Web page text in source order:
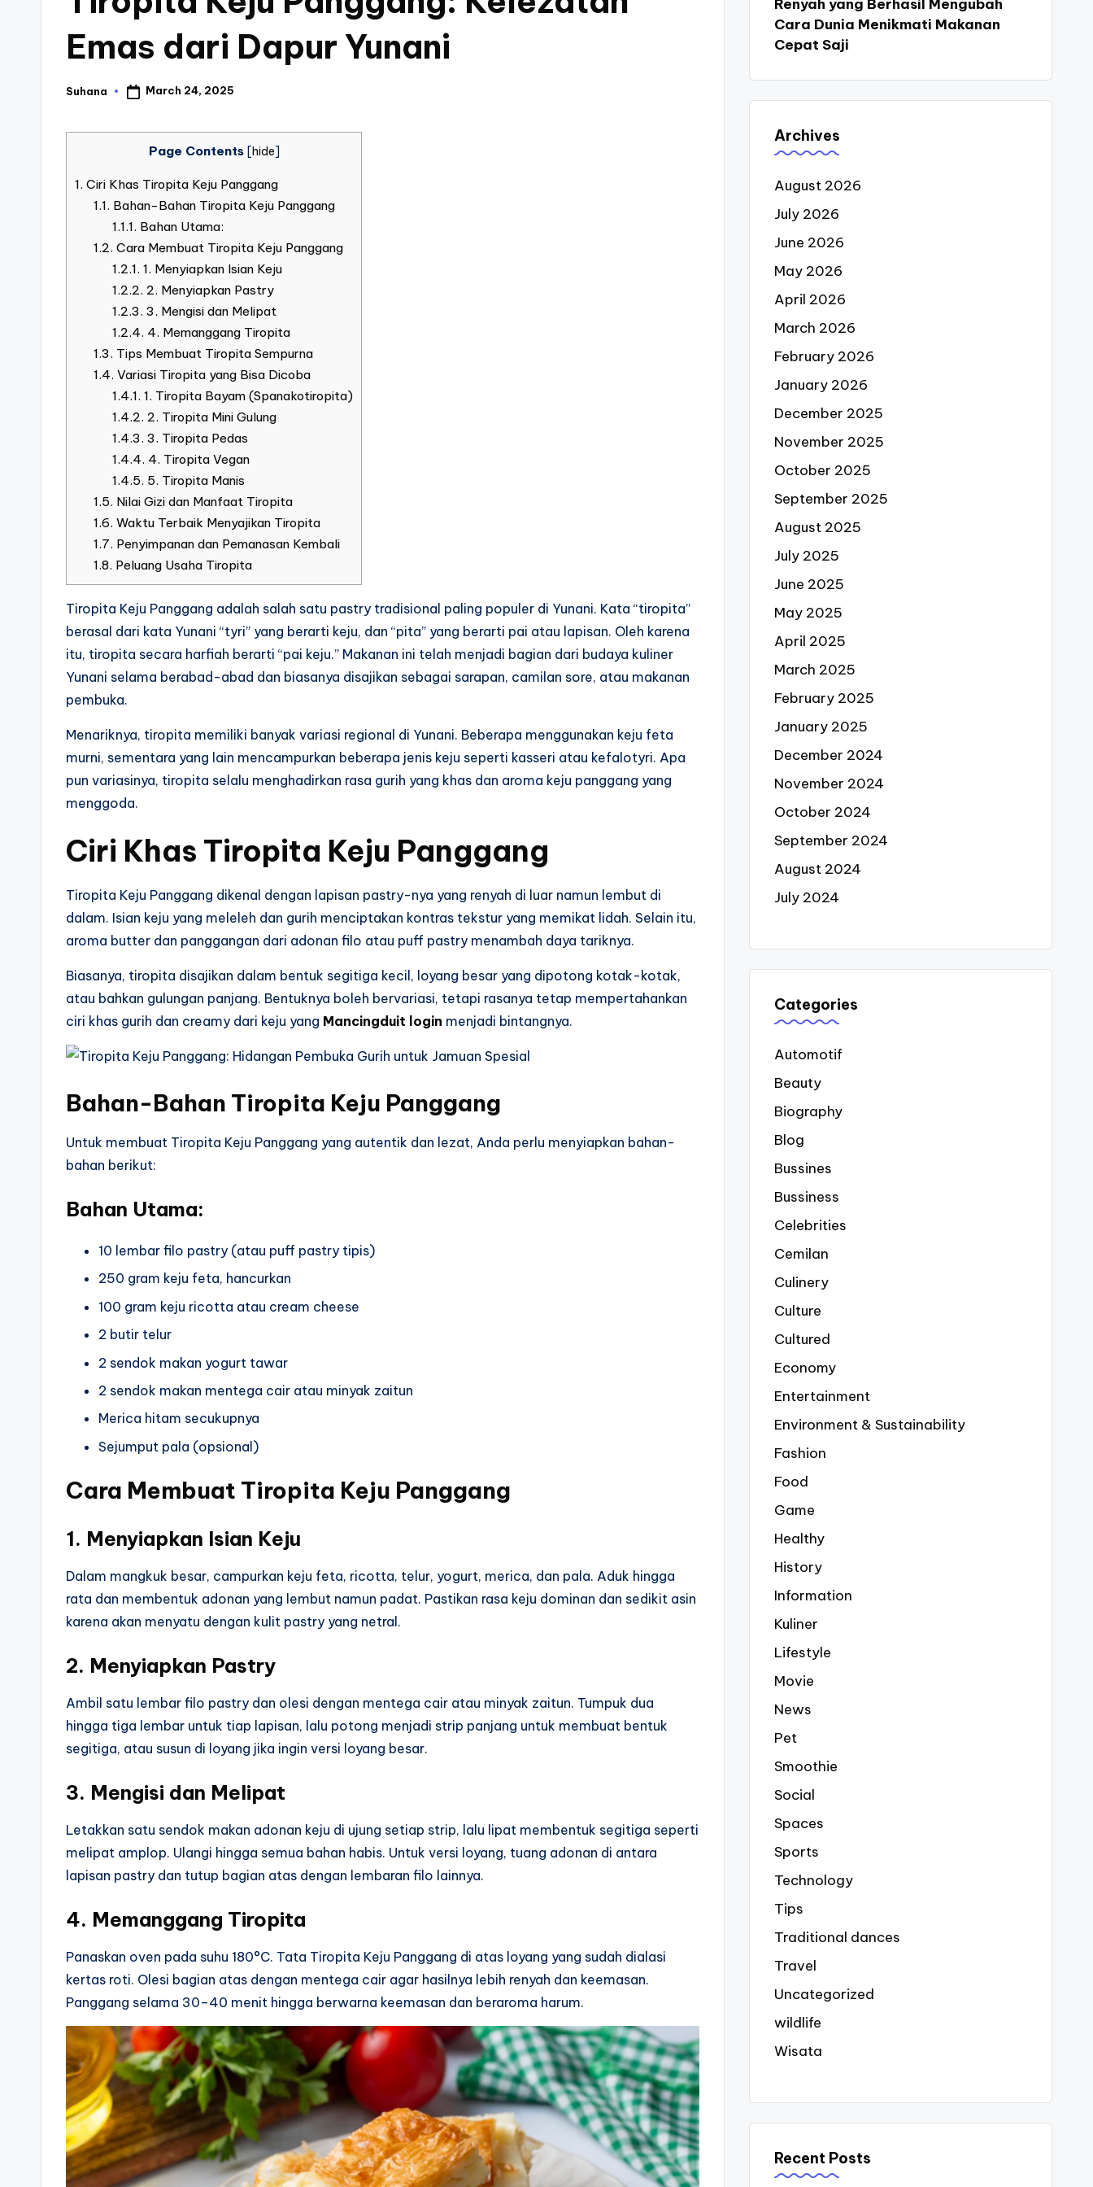
Emas dari Dapur Yunani
Posted
Suhana March 24, 2025
Page Contents [hide]
1. Ciri Khas Tiropita Keju Panggang
1.1. Bahan-Bahan Tiropita Keju Panggang
1.1.1. Bahan Utama:
1.2. Cara Membuat Tiropita Keju Panggang
1.2.1. 1. Menyiapkan Isian Keju
1.2.2. 2. Menyiapkan Pastry
1.2.3. 3. Mengisi dan Melipat
1.2.4. 4. Memanggang Tiropita
1.3. Tips Membuat Tiropita Sempurna
1.4. Variasi Tiropita yang Bisa Dicoba
1.4.1. 1. Tiropita Bayam (Spanakotiropita)
1.4.2. 2. Tiropita Mini Gulung
1.4.3. 3. Tiropita Pedas
1.4.4. 4. Tiropita Vegan
1.4.5. 5. Tiropita Manis
1.5. Nilai Gizi dan Manfaat Tiropita
1.6. Waktu Terbaik Menyajikan Tiropita
1.7. Penyimpanan dan Pemanasan Kembali
1.8. Peluang Usaha Tiropita
Tiropita Keju Panggang adalah salah satu pastry tradisional paling populer di Yunani. Kata “tiropita”
berasal dari kata Yunani “tyri” yang berarti keju, dan “pita” yang berarti pai atau lapisan. Oleh karena
itu, tiropita secara harfiah berarti “pai keju.” Makanan ini telah menjadi bagian dari budaya kuliner
Yunani selama berabad-abad dan biasanya disajikan sebagai sarapan, camilan sore, atau makanan
pembuka.
Menariknya, tiropita memiliki banyak variasi regional di Yunani. Beberapa menggunakan keju feta
murni, sementara yang lain mencampurkan beberapa jenis keju seperti kasseri atau kefalotyri. Apa
pun variasinya, tiropita selalu menghadirkan rasa gurih yang khas dan aroma keju panggang yang
menggoda.
Ciri Khas Tiropita Keju Panggang
Tiropita Keju Panggang dikenal dengan lapisan pastry-nya yang renyah di luar namun lembut di
dalam. Isian keju yang meleleh dan gurih menciptakan kontras tekstur yang memikat lidah. Selain itu,
aroma butter dan panggangan dari adonan filo atau puff pastry menambah daya tariknya.
Biasanya, tiropita disajikan dalam bentuk segitiga kecil, loyang besar yang dipotong kotak-kotak,
atau bahkan gulungan panjang. Bentuknya boleh bervariasi, tetapi rasanya tetap mempertahankan
ciri khas gurih dan creamy dari keju yang Mancingduit login menjadi bintangnya.
Bahan-Bahan Tiropita Keju Panggang
Untuk membuat Tiropita Keju Panggang yang autentik dan lezat, Anda perlu menyiapkan bahan-
bahan berikut:
Bahan Utama:
10 lembar filo pastry (atau puff pastry tipis)
250 gram keju feta, hancurkan
100 gram keju ricotta atau cream cheese
2 butir telur
2 sendok makan yogurt tawar
2 sendok makan mentega cair atau minyak zaitun
Merica hitam secukupnya
Sejumput pala (opsional)
Cara Membuat Tiropita Keju Panggang
1. Menyiapkan Isian Keju
Dalam mangkuk besar, campurkan keju feta, ricotta, telur, yogurt, merica, dan pala. Aduk hingga
rata dan membentuk adonan yang lembut namun padat. Pastikan rasa keju dominan dan sedikit asin
karena akan menyatu dengan kulit pastry yang netral.
2. Menyiapkan Pastry
Ambil satu lembar filo pastry dan olesi dengan mentega cair atau minyak zaitun. Tumpuk dua
hingga tiga lembar untuk tiap lapisan, lalu potong menjadi strip panjang untuk membuat bentuk
segitiga, atau susun di loyang jika ingin versi loyang besar.
3. Mengisi dan Melipat
Letakkan satu sendok makan adonan keju di ujung setiap strip, lalu lipat membentuk segitiga seperti
melipat amplop. Ulangi hingga semua bahan habis. Untuk versi loyang, tuang adonan di antara
lapisan pastry dan tutup bagian atas dengan lembaran filo lainnya.
4. Memanggang Tiropita
Panaskan oven pada suhu 180°C. Tata Tiropita Keju Panggang di atas loyang yang sudah dialasi
kertas roti. Olesi bagian atas dengan mentega cair agar hasilnya lebih renyah dan keemasan.
Panggang selama 30–40 menit hingga berwarna keemasan dan beraroma harum.
Renyah yang Berhasil Mengubah
Cara Dunia Menikmati Makanan
Cepat Saji
Archives
August 2026
July 2026
June 2026
May 2026
April 2026
March 2026
February 2026
January 2026
December 2025
November 2025
October 2025
September 2025
August 2025
July 2025
June 2025
May 2025
April 2025
March 2025
February 2025
January 2025
December 2024
November 2024
October 2024
September 2024
August 2024
July 2024
Categories
Automotif
Beauty
Biography
Blog
Bussines
Bussiness
Celebrities
Cemilan
Culinery
Culture
Cultured
Economy
Entertainment
Environment & Sustainability
Fashion
Food
Game
Healthy
History
Information
Kuliner
Lifestyle
Movie
News
Pet
Smoothie
Social
Spaces
Sports
Technology
Tips
Traditional dances
Travel
Uncategorized
wildlife
Wisata
Recent Posts